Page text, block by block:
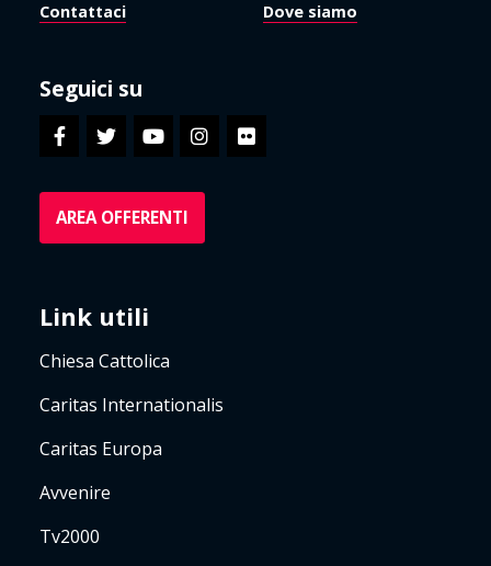
Contattaci Dove siamo
Seguici su
AREA OFFERENTI
Link utili
Chiesa Cattolica
Caritas Internationalis
Caritas Europa
Avvenire
Tv2000